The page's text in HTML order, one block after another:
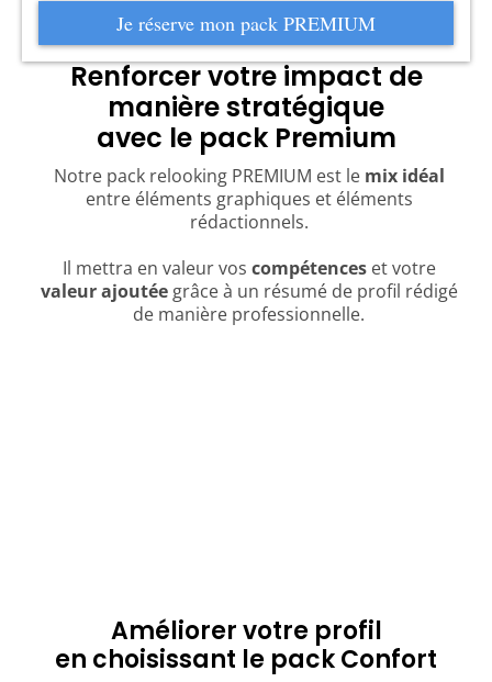
Renforcer votre impact de
manière stratégique
avec le pack Premium
Notre pack relooking PREMIUM est le mix idéal
entre éléments graphiques et éléments
rédactionnels.
Il mettra en valeur vos compétenceset votre
valeur ajoutéegrâce à un résumé de profil rédigé
de manière professionnelle.
Je réserve mon pack PREMIUM
Améliorer votre profil
en choisissant le pack Confort